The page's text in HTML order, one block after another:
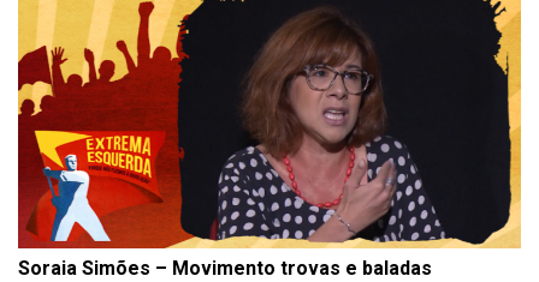
Soraia Simões – Movimento trovas e baladas